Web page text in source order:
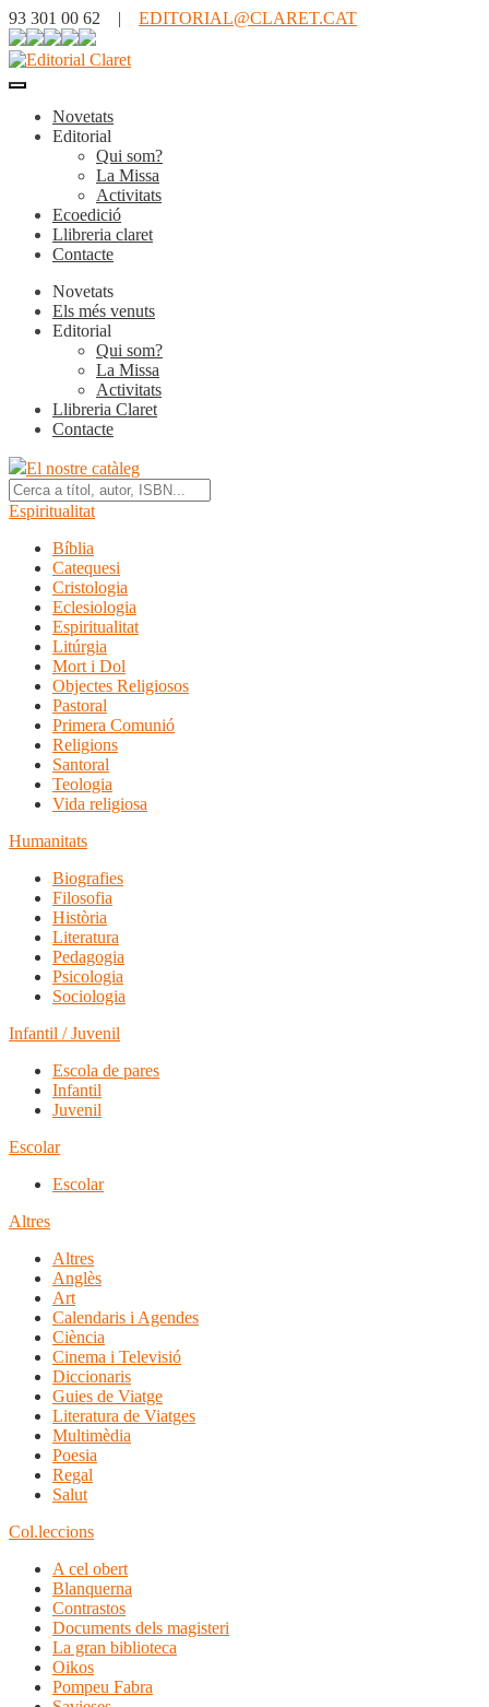
93 301 00 62 | EDITORIAL@CLARET.CAT
Novetats
Editorial
Qui som?
La Missa
Activitats
Ecoedició
Llibreria claret
Contacte
Novetats
Els més venuts
Editorial
Qui som?
La Missa
Activitats
Llibreria Claret
Contacte
El nostre catàleg
Espiritualitat
Bíblia
Catequesi
Cristologia
Eclesiologia
Espiritualitat
Litúrgia
Mort i Dol
Objectes Religiosos
Pastoral
Primera Comunió
Religions
Santoral
Teologia
Vida religiosa
Humanitats
Biografies
Filosofia
Història
Literatura
Pedagogia
Psicologia
Sociologia
Infantil / Juvenil
Escola de pares
Infantil
Juvenil
Escolar
Escolar
Altres
Altres
Anglès
Art
Calendaris i Agendes
Ciència
Cinema i Televisió
Diccionaris
Guies de Viatge
Literatura de Viatges
Multimèdia
Poesia
Regal
Salut
Col.leccions
A cel obert
Blanquerna
Contrastos
Documents dels magisteri
La gran biblioteca
Oikos
Pompeu Fabra